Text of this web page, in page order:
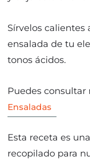
Sírvelos calientes
ensalada de tu
tonos ácidos.
Puedes consultar
Ensaladas
Esta receta es
recopilado para